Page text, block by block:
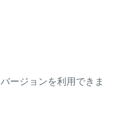
バージョンを利用できま